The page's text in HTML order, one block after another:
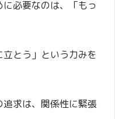
必要なのは、「もっ
とう」という力みを
求は、関係性に緊張